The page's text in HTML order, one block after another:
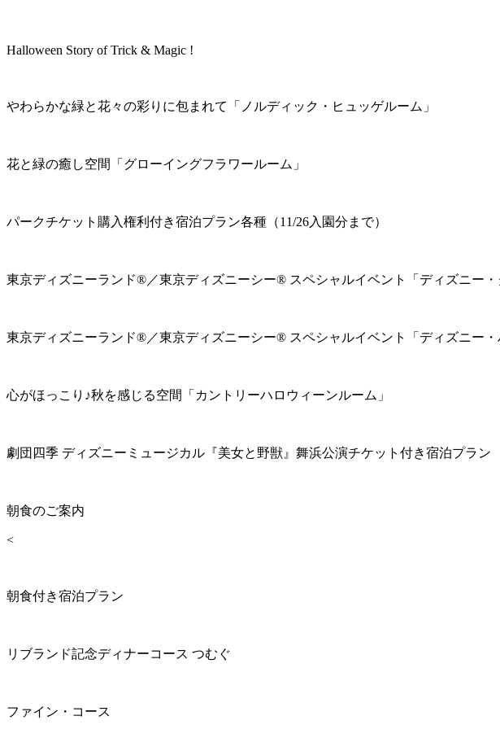
Halloween Story of Trick & Magic !
やわらかな緑と花々の彩りに包まれて「ノルディック・ヒュッゲルーム」
花と緑の癒し空間「グローイングフラワールーム」
パークチケット購入権利付き宿泊プラン各種（11/26入園分まで）
東京ディズニーランド®／東京ディズニーシー® スペシャルイベント「ディズニー
東京ディズニーランド®／東京ディズニーシー® スペシャルイベント「ディズニー
心がほっこり♪秋を感じる空間「カントリーハロウィーンルーム」
劇団四季 ディズニーミュージカル『美女と野獣』舞浜公演チケット付き宿泊プラン
朝食のご案内
<
朝食付き宿泊プラン
リブランド記念ディナーコース つむぐ
ファイン・コース